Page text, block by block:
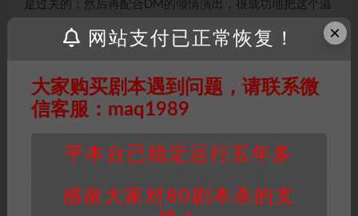
是过关的；然后再配合DM的倾情演出，很成功地把这个温
情的小故事表达出来了。（甚至我这个无感情的杀手都觉
得有被感动到！~）
因百度网盘限制，链接有失效的风险，如遇到无
器→点此下载←
投稿+个人整理而来，仅供学习研究使用，请勿
×
网站支付已正常恢复！
大家购买剧本遇到问题，请联系微
信客服：maq1989
平本台已稳定运行五年多
感谢大家对80剧本杀的支